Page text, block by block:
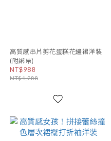
高質感串片剪花蛋糕花邊裙洋裝
(附綁帶)
NT$988
NT$1,288